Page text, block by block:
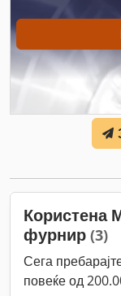
Користена
фурнир (3)
Сега
повеќе од